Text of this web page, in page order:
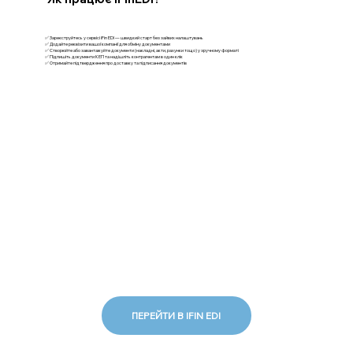
✅ Зареєструйтесь у сервісі iFin EDI — швидкий старт без зайвих налаштувань
✅ Додайте реквізити вашої компанії для обміну документами
✅ Створюйте або завантажуйте документи (накладні, акти, рахунки тощо) у зручному форматі
✅ Підпишіть документи КЕП та надішліть контрагентам в один клік
✅ Отримайте підтвердження про доставку та підписання документів
ПЕРЕЙТИ В IFIN EDI